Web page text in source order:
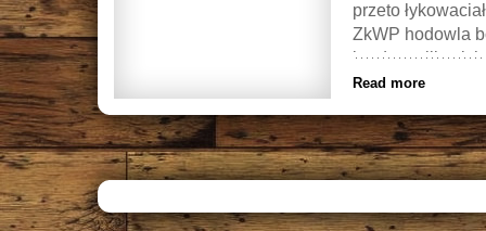
przeto
ZkWP hodowla
border collie
Read more